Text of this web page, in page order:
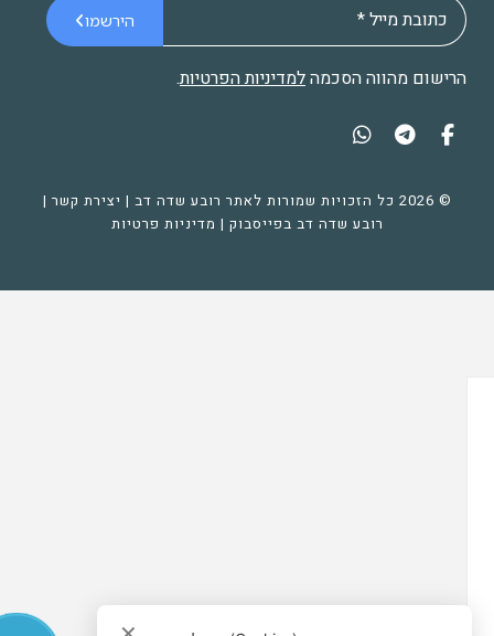
הירשמו
הרישום מהווה הסכמהלמדיניות הפרטיות.
יצירת קשר |
רובע שדה דב בפייסבוק|מדיניות פרטיות